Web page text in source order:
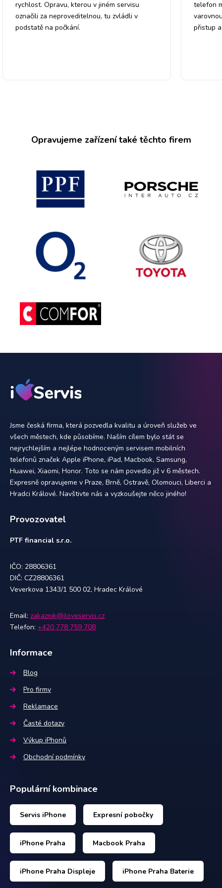
rychlost. Opravu, kterou v jiném servisu
označili za neproveditelnou, tu zvládli v
podstatě na počkání.
telefon
přistup
Opravujeme zařízení také těchto firem
Jsme česká firma, která pozvedla kvalitu a úroveň služeb ve
všech městech, kde působíme. Naším cílem bylo stát se
nejrychlejším a nejlépe hodnoceným servisem mobilních
telefonů značek Apple iPhone, iPad, Macbook, Samsung,
Huawei, Xiaomi, Honor. Toto se nám povedlo již v 6 městech.
Expresně opravujeme v Praze, Brně, Ostravě, Olomouci, Liberci a
Hradci Králové. Navštivte nás a vyzkoušejte něco jiného!
Provozovatel
PTF financial s.r.o.
IČO: 28806361
DIČ: CZ28806361
Veverkova 1343/1 500 02, Hradec Králové
Email: zakaznik@iloveservis.cz
Telefon: +420 778 759 708
Informace
Blog
Pro firmy
Reklamace
Časté dotazy
Výkup iPhonů
Obchodní podmínky
Populární kombinace
Servis iPhone Expresní pobočky
iPhone Praha Macbook Praha
iPhone Praha Displeje iPhone Praha Baterie